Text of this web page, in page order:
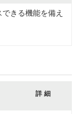
きる機能を備え
詳 細